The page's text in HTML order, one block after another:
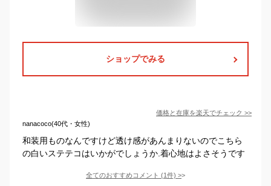
ショップでみる
価格と在庫を楽天でチェック >>
nanacoco(40代・女性)
和装用ものなんですけど透け感があんまりないのでこちら
の白いステテコはいかがでしょうか.着心地はよさそうです
全てのおすすめコメント (1件) >